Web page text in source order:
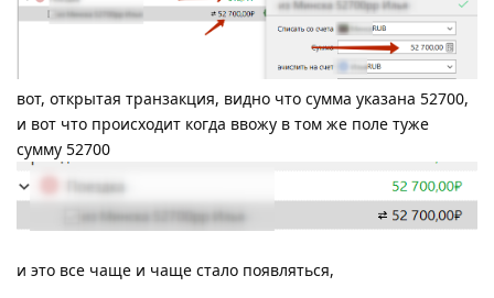
вот, открытая транзакция, видно что сумма указана 52700,
и вот что происходит когда ввожу в том же поле туже
сумму 52700
и это все чаще и чаще стало появляться,